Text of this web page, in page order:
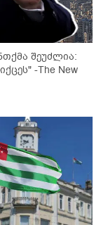
შეუძლია:
New